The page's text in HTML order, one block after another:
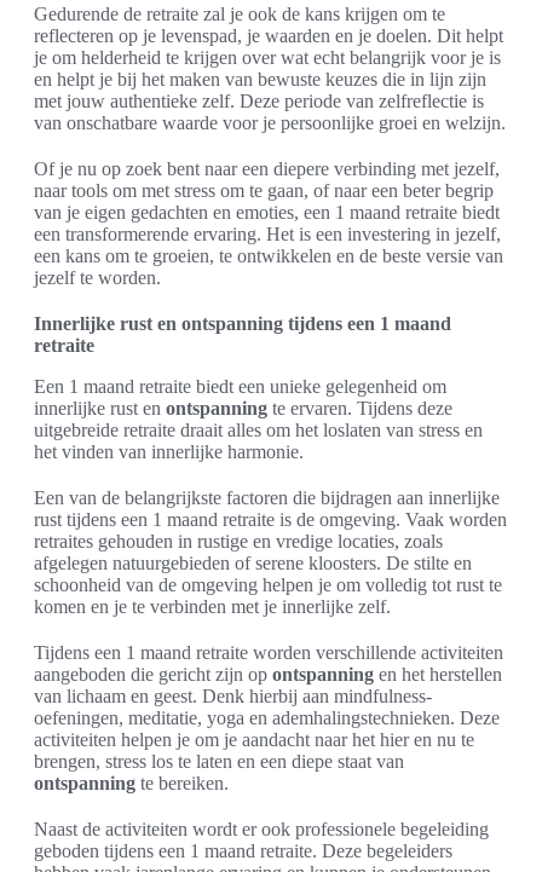
Gedurende de retraite zal je ook de kans krijgen om te
reflecteren op je levenspad, je waarden en je doelen. Dit helpt
je om helderheid te krijgen over wat echt belangrijk voor je is
en helpt je bij het maken van bewuste keuzes die in lijn zijn
met jouw authentieke zelf. Deze periode van zelfreflectie is
van onschatbare waarde voor je persoonlijke groei en welzijn.
Of je nu op zoek bent naar een diepere verbinding met jezelf,
naar tools om met stress om te gaan, of naar een beter begrip
van je eigen gedachten en emoties, een 1 maand retraite biedt
een transformerende ervaring. Het is een investering in jezelf,
een kans om te groeien, te ontwikkelen en de beste versie van
jezelf te worden.
Innerlijke rust en ontspanning tijdens een 1 maand
retraite
Een 1 maand retraite biedt een unieke gelegenheid om
innerlijke rust en ontspanning te ervaren. Tijdens deze
uitgebreide retraite draait alles om het loslaten van stress en
het vinden van innerlijke harmonie.
Een van de belangrijkste factoren die bijdragen aan innerlijke
rust tijdens een 1 maand retraite is de omgeving. Vaak worden
retraites gehouden in rustige en vredige locaties, zoals
afgelegen natuurgebieden of serene kloosters. De stilte en
schoonheid van de omgeving helpen je om volledig tot rust te
komen en je te verbinden met je innerlijke zelf.
Tijdens een 1 maand retraite worden verschillende activiteiten
aangeboden die gericht zijn op ontspanning en het herstellen
van lichaam en geest. Denk hierbij aan mindfulness-
oefeningen, meditatie, yoga en ademhalingstechnieken. Deze
activiteiten helpen je om je aandacht naar het hier en nu te
brengen, stress los te laten en een diepe staat van
ontspanning te bereiken.
Naast de activiteiten wordt er ook professionele begeleiding
geboden tijdens een 1 maand retraite. Deze begeleiders